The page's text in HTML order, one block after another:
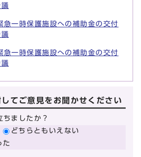
一時保護施設への補助金の交付
一時保護施設への補助金の交付
てご意見をお聞かせください
ちましたか？
どちらともいえない
た